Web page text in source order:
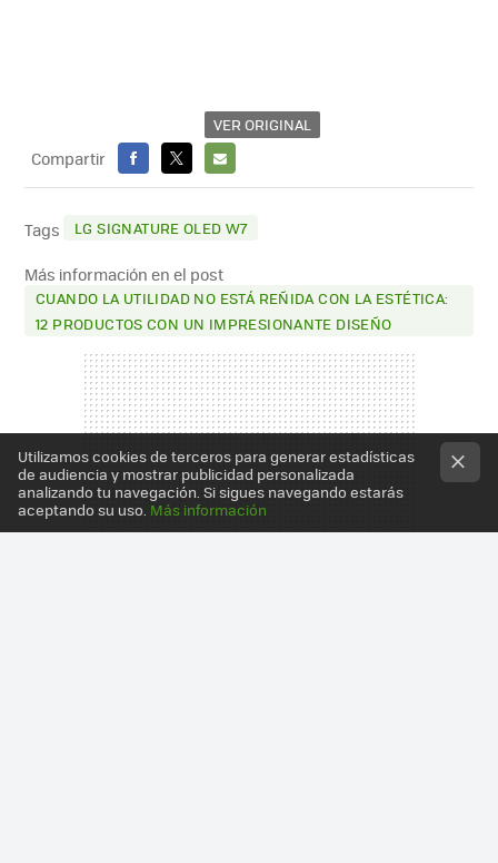
VER ORIGINAL
Compartir
FACEBOOK
X
E-
MAIL
Tags LG SIGNATURE OLED W7
Más información en el post
CUANDO LA UTILIDAD NO ESTÁ REÑIDA CON LA ESTÉTICA:
12 PRODUCTOS CON UN IMPRESIONANTE DISEÑO
Utilizamos cookies de terceros para generar estadísticas
de audiencia y mostrar publicidad personalizada
analizando tu navegación. Si sigues navegando estarás
aceptando su uso. Más información